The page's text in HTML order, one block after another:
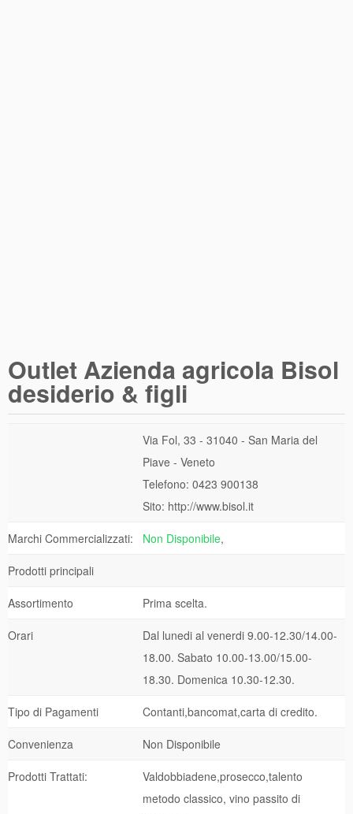
Outlet Azienda agricola Bisol
desiderio & figli
Via Fol, 33 - 31040 - San Maria del
Piave - Veneto
Telefono: 0423 900138
Sito: http://www.bisol.it
Marchi Commercializzati: Non Disponibile,
Prodotti principali
Assortimento Prima scelta.
Orari
Dal lunedi al venerdi 9.00-12.30/14.00-
18.00. Sabato 10.00-13.00/15.00-
18.30. Domenica 10.30-12.30.
Tipo di Pagamenti Contanti,bancomat,carta di credito.
Convenienza Non Disponibile
Prodotti Trattati:
Valdobbiadene,prosecco,talento
metodo classico, vino passito di